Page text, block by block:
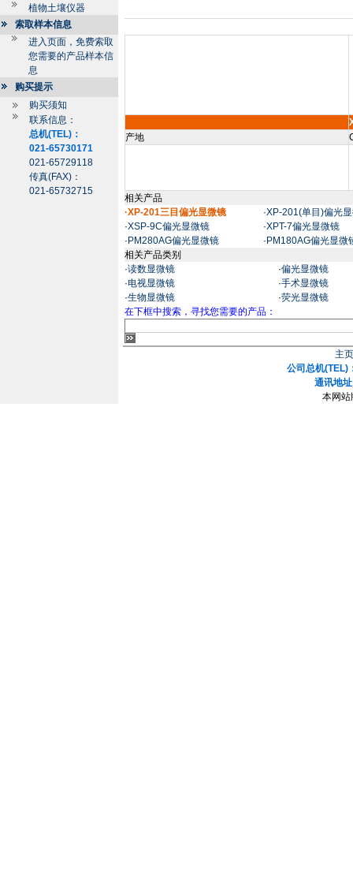
植物土壤仪器
索取样本信息
进入页面，免费索取
您需要的产品样本信
息
购买提示
购买须知
联系信息：
总机(TEL)：
021-65730171
021-65729118
传真(FAX)：
021-65732715
产地
相关产品
·XP-201三目偏光显微镜
·XP-201(单目)偏光
·XSP-9C偏光显微镜 ·XPT-7偏光显微镜
· PM280AG偏光显微镜 · PM180AG偏光显微
相关产品类别
·读数显微镜 ·偏光显微镜
·电视显微镜 ·手术显微镜
·生物显微镜 ·荧光显微镜
在下框中搜索，寻找您需要的产品：
主
公司总机
通讯地
本网